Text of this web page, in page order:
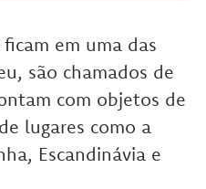
em uma das
são chamados de
com objetos de
lugares como a
Escandinávia e